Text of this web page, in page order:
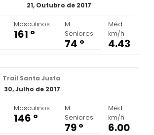
21, Outubro de 2017
Masculinos
161 º
M
Seniores
74 º
Méd.
km/h
4.43
Trail Santa Justa
30, Julho de 2017
Masculinos
146 º
M
Seniores
79 º
Méd.
km/h
6.00